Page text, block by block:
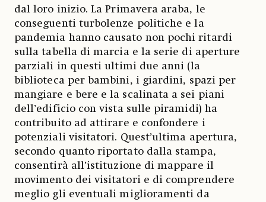
dal loro inizio. La Primavera araba, le
conseguenti turbolenze politiche e la
pandemia hanno causato non pochi ritardi
sulla tabella di marcia e la serie di aperture
parziali in questi ultimi due anni (la
biblioteca per bambini, i giardini, spazi per
mangiare e bere e la scalinata a sei piani
dell’edificio con vista sulle piramidi) ha
contribuito ad attirare e confondere i
potenziali visitatori. Quest’ultima apertura,
secondo quanto riportato dalla stampa,
consentirà all’istituzione di mappare il
movimento dei visitatori e di comprendere
meglio gli eventuali miglioramenti da